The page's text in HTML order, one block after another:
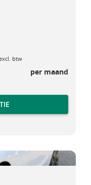
btw
per maand
e